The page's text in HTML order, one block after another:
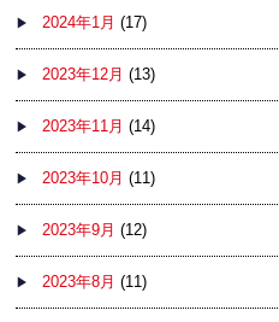
2024年1月 (17)
2023年12月 (13)
2023年11月 (14)
2023年10月 (11)
2023年9月 (12)
2023年8月 (11)